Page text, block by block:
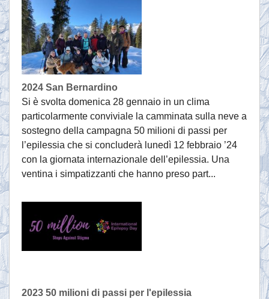
2024 San Bernardino
Si è svolta domenica 28 gennaio in un clima
particolarmente conviviale la camminata sulla neve a
sostegno della campagna 50 milioni di passi per
l’epilessia che si concluderà lunedì 12 febbraio ’24
con la giornata internazionale dell’epilessia. Una
ventina i simpatizzanti che hanno preso part...
2023 50 milioni di passi per l'epilessia